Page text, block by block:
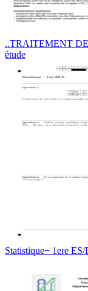
..TRAITEMENT
étude
Statistique− 1ere ES/